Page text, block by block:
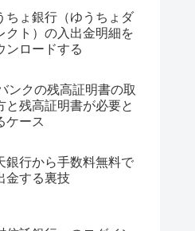
ちょ銀行（ゆうちょダ
クト）の入出金明細を
ンロードする
ンクの残高証明書の取
と残高証明書が必要と
ケース
銀行から手数料無料で
金する裏技